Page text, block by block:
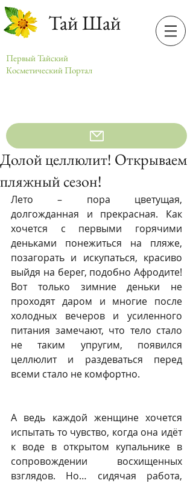
Тай Шай
Первый Тайский
Косметический Портал
Долой целлюлит! Открываем
пляжный сезон!
Лето – пора цветущая,
долгожданная и прекрасная. Как
хочется с первыми горячими
деньками понежиться на пляже,
позагорать и искупаться, красиво
выйдя на берег, подобно Афродите!
Вот только зимние деньки не
проходят даром и многие после
холодных вечеров и усиленного
питания замечают, что тело стало
не таким упругим, появился
целлюлит и раздеваться перед
всеми стало не комфортно.
А ведь каждой женщине хочется
испытать то чувство, когда она идёт
к воде в открытом купальнике в
сопровождении восхищенных
взглядов. Но… сидячая работа,